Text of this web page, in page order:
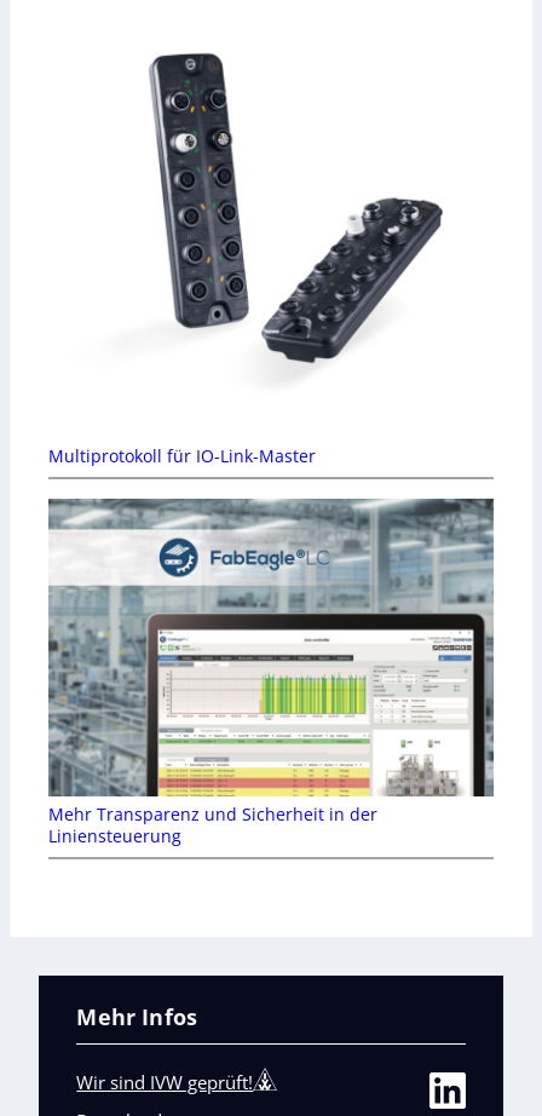
Multiprotokoll für IO-Link-Master
Mehr Transparenz und Sicherheit in der
Liniensteuerung
Mehr Infos
Wir sind IVW geprüft!